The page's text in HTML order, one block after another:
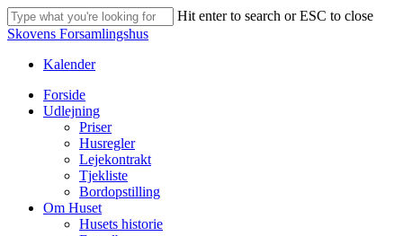
Skip
to
content
Hit enter to search or ESC to close
Close
Skovens Forsamlingshus
Kalender
Menu
Forside
Udlejning
Priser
Husregler
Lejekontrakt
Tjekliste
Bordopstilling
Om Huset
Husets historie